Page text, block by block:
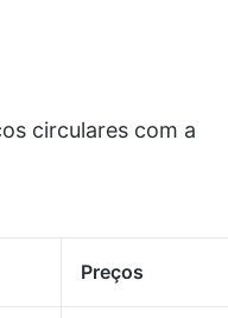
circulares com a
Preços